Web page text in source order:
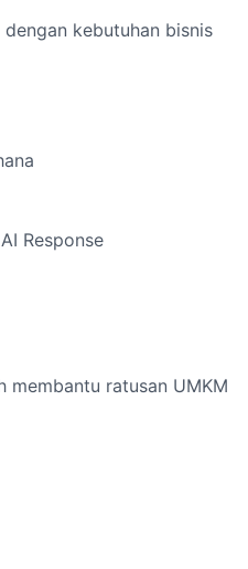
kebutuhan bisnis
Response
ratusan UMKM